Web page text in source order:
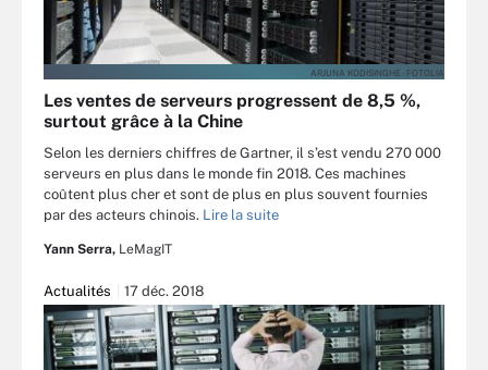
ARJUNA KODISINGHE - FOTOLIA
Les ventes de serveurs progressent de 8,5 %,
surtout grâce à la Chine
Selon les derniers chiffres de Gartner, il s’est vendu 270 000
serveurs en plus dans le monde fin 2018. Ces machines
coûtent plus cher et sont de plus en plus souvent fournies
par des acteurs chinois. Lire la suite
Yann Serra, LeMagIT
Actualités 17 déc. 2018